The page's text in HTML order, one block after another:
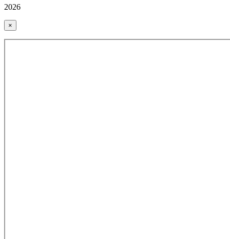
2026
×